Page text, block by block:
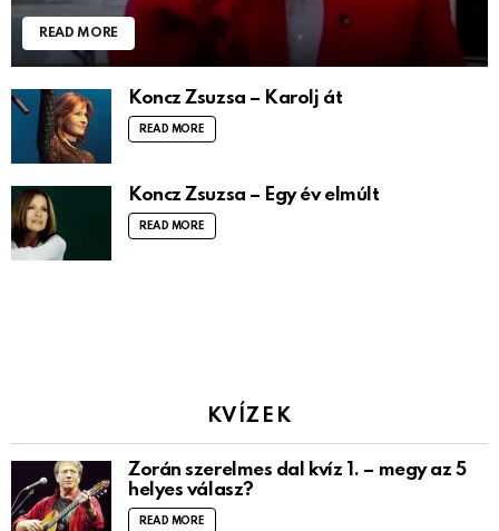
READ MORE
Koncz Zsuzsa – Karolj át
READ MORE
Koncz Zsuzsa – Egy év elmúlt
READ MORE
KVÍZEK
Zorán szerelmes dal kvíz 1. – megy az 5
helyes válasz?
READ MORE